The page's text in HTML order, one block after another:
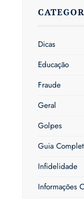
Dicas
Educação
Fraude
Geral
Golpes
Guia
Infidelidade
Informações